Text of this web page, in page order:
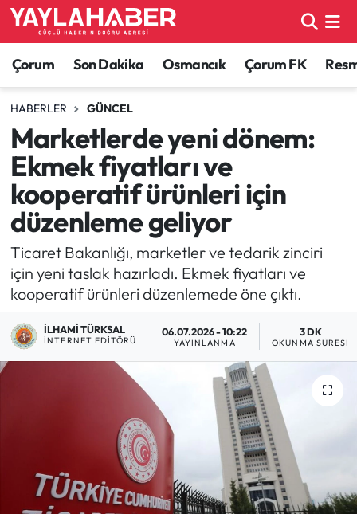
Çorum Son Dakika Osmancık Çorum FK
HABERLER GÜNCEL
Marketlerde yeni dönem:
Ekmek fiyatları ve
kooperatif ürünleri için
düzenleme geliyor
Ticaret Bakanlığı, marketler ve tedarik zinciri
için yeni taslak hazırladı. Ekmek fiyatları ve
kooperatif ürünleri düzenlemede öne çıktı.
İLHAMI TÜRKSAL
İNTERNET EDITÖRÜ
06.07.2026 - 10:22
YAYINLANMA
3 DK
OKUNMA SÜRESI
Alaca Haberleri
Bayat Haberleri
Bilgi - Keşfet Haberleri
Bilim ve Teknoloji
Boğazkale Haberleri
Çorum Haberleri
Çorum Son Dakika Haberleri
Dodurga Haberleri
İskilip Haberleri
Çorum Nöbetçi Eczaneler
Çorum Hava Durumu
Çorum Namaz Vakitleri
Çorum Trafik Yoğunluk Haritası
TFF 1.Lig Puan Durumu ve Fikstür
Tüm Manşetler
Son Dakika Haberleri
Haber Arşivi